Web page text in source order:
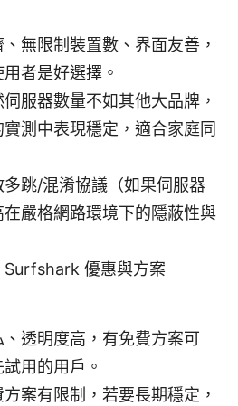
無限制裝置數、界面友善，
者是好選擇。
服器數量不如其他大品牌，
測中表現穩定，適合家庭同
跳/混淆協議（如果伺服器
嚴格網路環境下的隱蔽性與
Surfshark 優惠與方案
透明度高，有免費方案可
用的用戶。
案有限制，若要長期穩定，